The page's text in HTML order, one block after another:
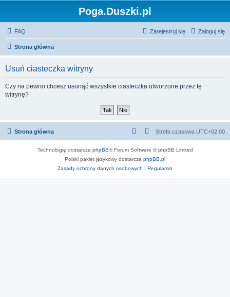
Poga.Duszki.pl
FAQ Zaloguj się
Zarejestruj się
Strona główna
Usuń ciasteczka witryny
Czy na pewno chcesz usunąć wszystkie ciasteczka utworzone przez tę
witrynę?
Strona główna Strefa czasowa UTC+02:00
Technologię dostarcza phpBB® Forum Software © phpBB Limited
Polski pakiet językowy dostarcza phpBB.pl
Zasady ochrony danych osobowych | Regulamin